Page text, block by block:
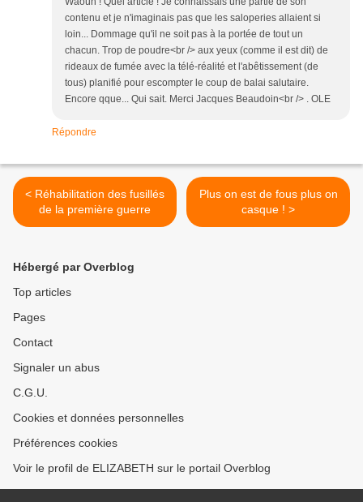
contenu et je n'imaginais pas que les saloperies allaient si
loin... Dommage qu'il ne soit pas à la portée de tout un
chacun. Trop de poudre<br /> aux yeux (comme il est dit) de
rideaux de fumée avec la télé-réalité et l'abêtissement (de
tous) planifié pour escompter le coup de balai salutaire.
Encore qque... Qui sait. Merci Jacques Beaudoin<br /> . OLE
Répondre
< Réhabilitation des fusillés
de la première guerre
Plus on est de fous plus on
casque ! >
Hébergé par Overblog
Top articles
Pages
Contact
Signaler un abus
C.G.U.
Cookies et données personnelles
Préférences cookies
Voir le profil de ELIZABETH sur le portail Overblog